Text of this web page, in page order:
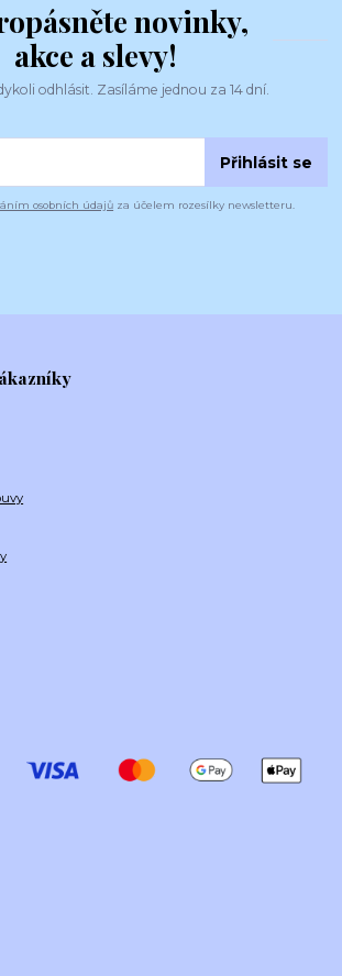
novinky,
akce a slevy!
odhlásit. Zasíláme jednou za 14 dní.
Přihlásit se
osobních údajů za účelem rozesílky newsletteru.